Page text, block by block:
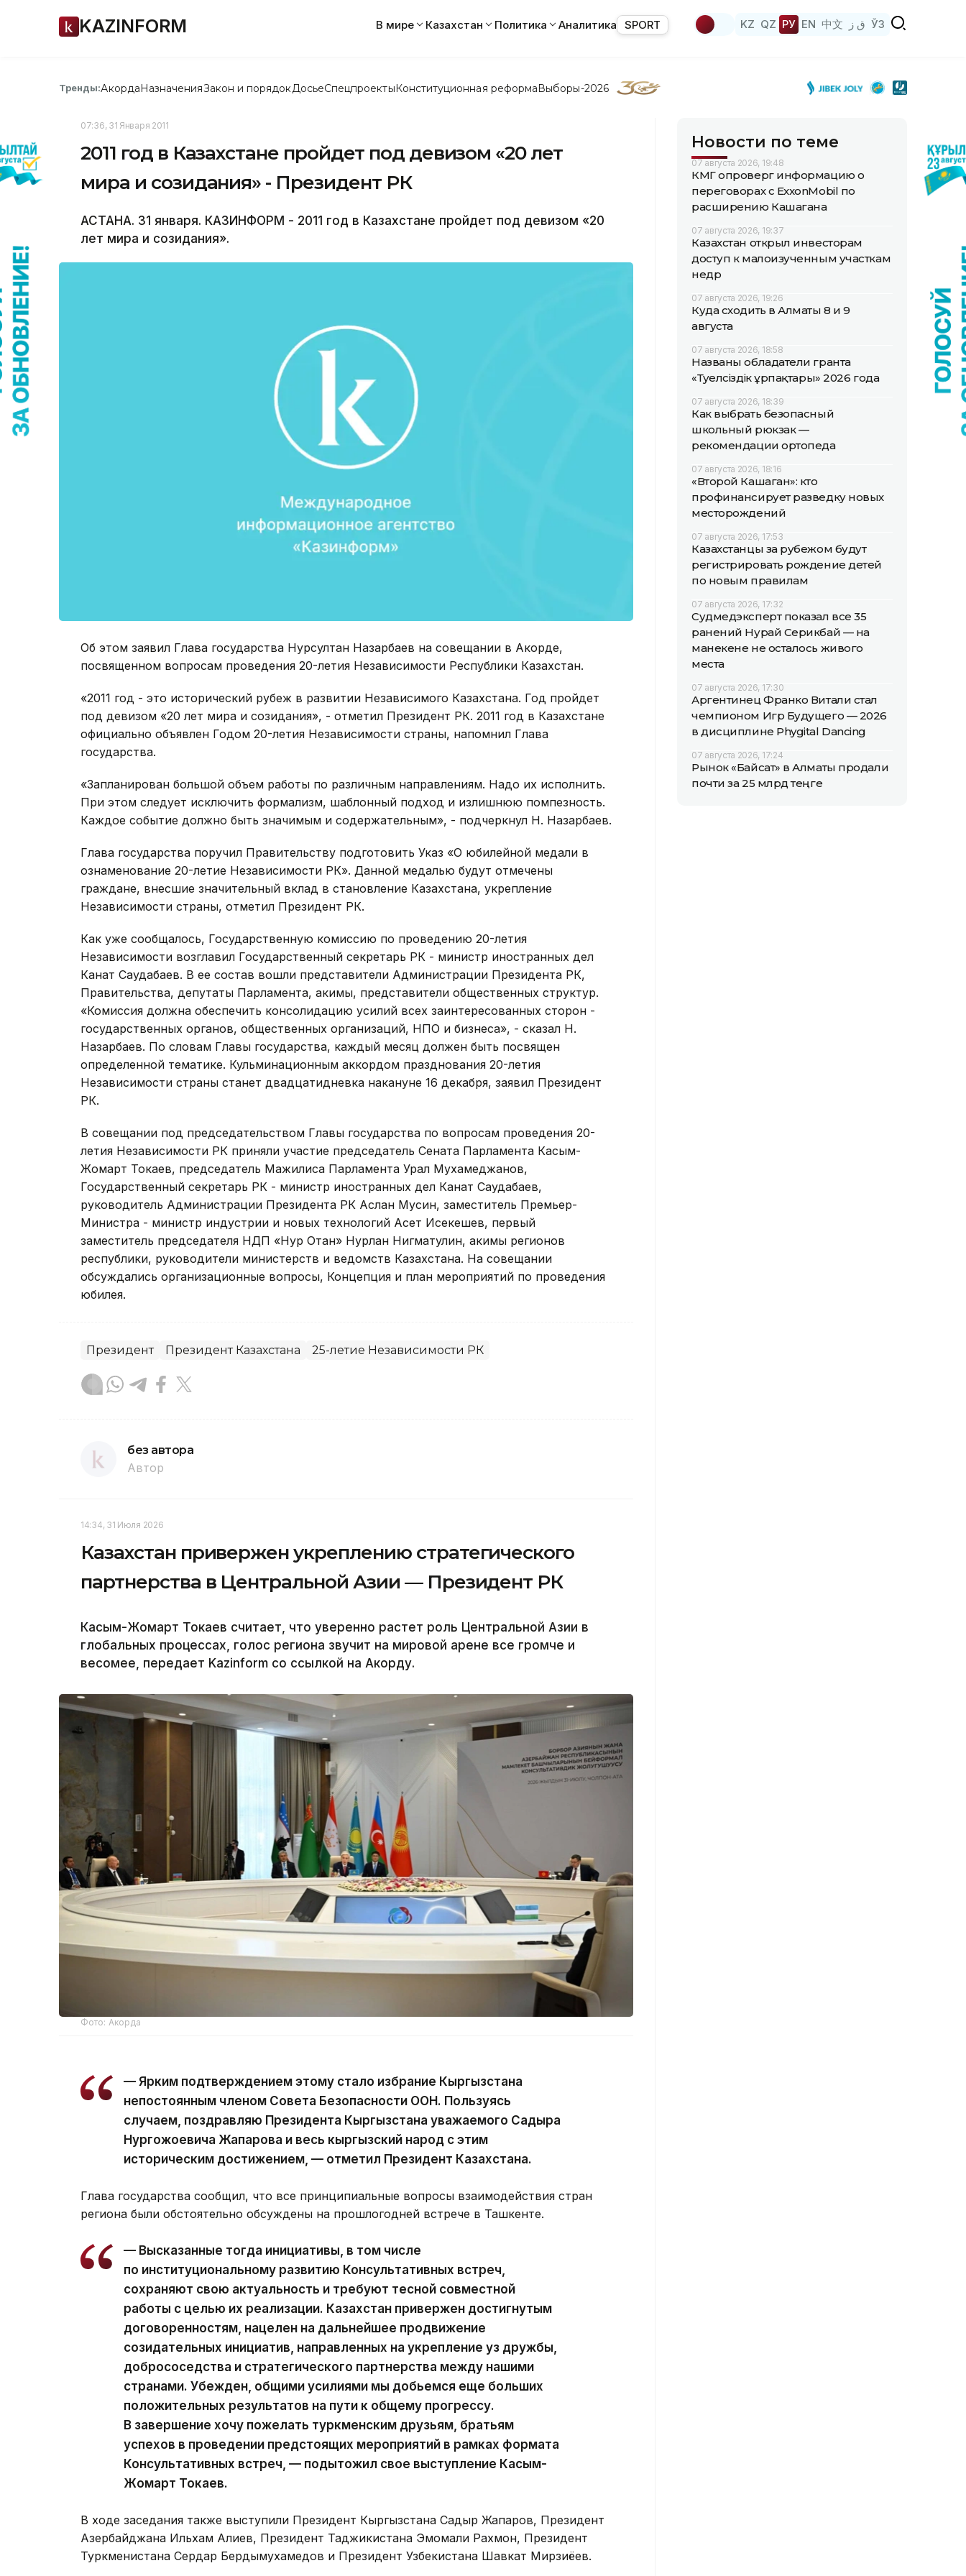
KAZINFORM В мире Казахстан Политика Аналитика SPORT KZ QZ РУ EN 中文 ق ز ЎЗ
Тренды:АкордаНазначенияЗакон и порядок ДосьеСпецпроектыКонституционная реформаВыборы-2026
07:36, 31 Января 2011
2011 год в Казахстане пройдет под девизом «20 лет
мира и созидания» - Президент РК
АСТАНА. 31 января. КАЗИНФОРМ - 2011 год в Казахстане пройдет под девизом «20
лет мира и созидания».
Об этом заявил Глава государства Нурсултан Назарбаев на совещании в Акорде,
посвященном вопросам проведения 20-летия Независимости Республики Казахстан.
«2011 год - это исторический рубеж в развитии Независимого Казахстана. Год пройдет
под девизом «20 лет мира и созидания», - отметил Президент РК. 2011 год в Казахстане
официально объявлен Годом 20-летия Независимости страны, напомнил Глава
государства.
«Запланирован большой объем работы по различным направлениям. Надо их исполнить.
При этом следует исключить формализм, шаблонный подход и излишнюю помпезность.
Каждое событие должно быть значимым и содержательным», - подчеркнул Н. Назарбаев.
Глава государства поручил Правительству подготовить Указ «О юбилейной медали в
ознаменование 20-летие Независимости РК». Данной медалью будут отмечены
граждане, внесшие значительный вклад в становление Казахстана, укрепление
Независимости страны, отметил Президент РК.
Как уже сообщалось, Государственную комиссию по проведению 20-летия
Независимости возглавил Государственный секретарь РК - министр иностранных дел
Канат Саудабаев. В ее состав вошли представители Администрации Президента РК,
Правительства, депутаты Парламента, акимы, представители общественных структур.
«Комиссия должна обеспечить консолидацию усилий всех заинтересованных сторон -
государственных органов, общественных организаций, НПО и бизнеса», - сказал Н.
Назарбаев. По словам Главы государства, каждый месяц должен быть посвящен
определенной тематике. Кульминационным аккордом празднования 20-летия
Независимости страны станет двадцатидневка накануне 16 декабря, заявил Президент
РК.
В совещании под председательством Главы государства по вопросам проведения 20-
летия Независимости РК приняли участие председатель Сената Парламента Касым-
Жомарт Токаев, председатель Мажилиса Парламента Урал Мухамеджанов,
Государственный секретарь РК - министр иностранных дел Канат Саудабаев,
руководитель Администрации Президента РК Аслан Мусин, заместитель Премьер-
Министра - министр индустрии и новых технологий Асет Исекешев, первый
заместитель председателя НДП «Нур Отан» Нурлан Нигматулин, акимы регионов
республики, руководители министерств и ведомств Казахстана. На совещании
обсуждались организационные вопросы, Концепция и план мероприятий по проведения
юбилея.
Президент Президент Казахстана 25-летие Независимости РК
без автора
Автор
14:34, 31 Июля 2026
Казахстан привержен укреплению стратегического
партнерства в Центральной Азии — Президент РК
Касым-Жомарт Токаев считает, что уверенно растет роль Центральной Азии в
глобальных процессах, голос региона звучит на мировой арене все громче и
весомее, передает Kazinform со ссылкой на Акорду.
Фото: Акорда
— Ярким подтверждением этому стало избрание Кыргызстана
непостоянным членом Совета Безопасности ООН. Пользуясь
случаем, поздравляю Президента Кыргызстана уважаемого Садыра
Нургожоевича Жапарова и весь кыргызский народ с этим
историческим достижением, — отметил Президент Казахстана.
Глава государства сообщил, что все принципиальные вопросы взаимодействия стран
региона были обстоятельно обсуждены на прошлогодней встрече в Ташкенте.
— Высказанные тогда инициативы, в том числе
по институциональному развитию Консультативных встреч,
сохраняют свою актуальность и требуют тесной совместной
работы с целью их реализации. Казахстан привержен достигнутым
договоренностям, нацелен на дальнейшее продвижение
созидательных инициатив, направленных на укрепление уз дружбы,
добрососедства и стратегического партнерства между нашими
странами. Убежден, общими усилиями мы добьемся еще больших
положительных результатов на пути к общему прогрессу.
В завершение хочу пожелать туркменским друзьям, братьям
успехов в проведении предстоящих мероприятий в рамках формата
Консультативных встреч, — подытожил свое выступление Касым-
Жомарт Токаев.
В ходе заседания также выступили Президент Кыргызстана Садыр Жапаров, Президент
Азербайджана Ильхам Алиев, Президент Таджикистана Эмомали Рахмон, Президент
Туркменистана Сердар Бердымухамедов и Президент Узбекистана Шавкат Мирзиёев.
Новости по теме
07 августа 2026, 19:48
КМГ опроверг информацию о
переговорах с ExxonMobil по
расширению Кашагана
07 августа 2026, 19:37
Казахстан открыл инвесторам
доступ к малоизученным участкам
недр
07 августа 2026, 19:26
Куда сходить в Алматы 8 и 9
августа
07 августа 2026, 18:58
Названы обладатели гранта
«Тәуелсіздік ұрпақтары» 2026 года
07 августа 2026, 18:39
Как выбрать безопасный
школьный рюкзак —
рекомендации ортопеда
07 августа 2026, 18:16
«Второй Кашаган»: кто
профинансирует разведку новых
месторождений
07 августа 2026, 17:53
Казахстанцы за рубежом будут
регистрировать рождение детей
по новым правилам
07 августа 2026, 17:32
Судмедэксперт показал все 35
ранений Нурай Серикбай — на
манекене не осталось живого
места
07 августа 2026, 17:30
Аргентинец Франко Витали стал
чемпионом Игр Будущего — 2026
в дисциплине Phygital Dancing
07 августа 2026, 17:24
Рынок «Байсат» в Алматы продали
почти за 25 млрд теңге